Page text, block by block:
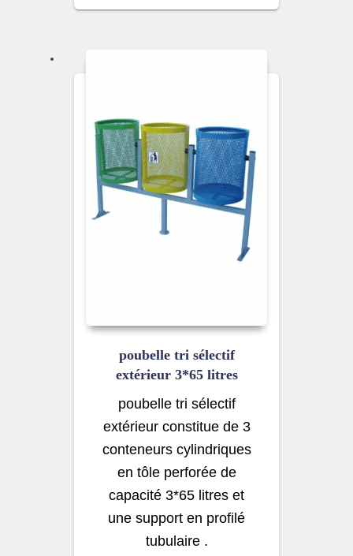
poubelle tri sélectif
extérieur 3*65 litres
poubelle tri sélectif
extérieur constitue de 3
conteneurs cylindriques
en tôle perforée de
capacité 3*65 litres et
une support en profilé
tubulaire .